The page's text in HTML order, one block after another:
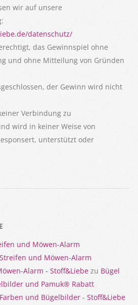
wir auf unsere
datenschutz/
das Gewinnspiel ohne
und ohne Mitteilung von Gründen
der Gewinn wird nicht
Verbindung zu
wird in keiner Weise von
unterstützt oder
und Möwen-Alarm
und Möwen-Alarm
Alarm - Stoff&Liebe zu Bügel
und Pamuk® Rabatt
und Bügelbilder - Stoff&Liebe